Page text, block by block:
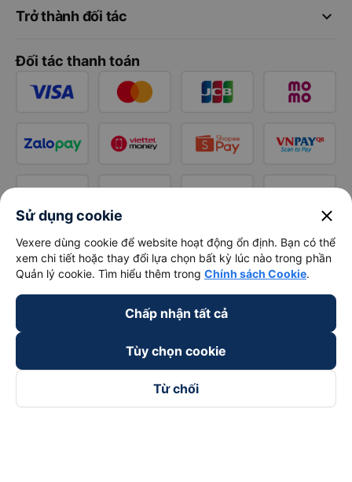
keyboard_arrow_down
Trở thành đối tác
Đối tác thanh toán
Sử dụng cookie close
Vexere dùng cookie để website hoạt động ổn định. Bạn có thể
xem chi tiết hoặc thay đổi lựa chọn bất kỳ lúc nào trong phần
Quản lý cookie. Tìm hiểu thêm trong Chính sách Cookie.
Chấp nhận tất cả
Tùy chọn cookie
Từ chối